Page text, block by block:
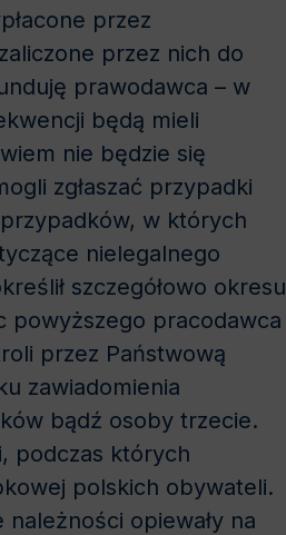
przez
przez nich do
prawodawca – w
będą mieli
nie będzie się
zgłaszać przypadki
w których
nielegalnego
szczegółowo okresu
powyższego pracodawca
przez Państwową
zawiadomienia
bądź osoby trzecie.
podczas których
polskich obywateli.
opiewały na